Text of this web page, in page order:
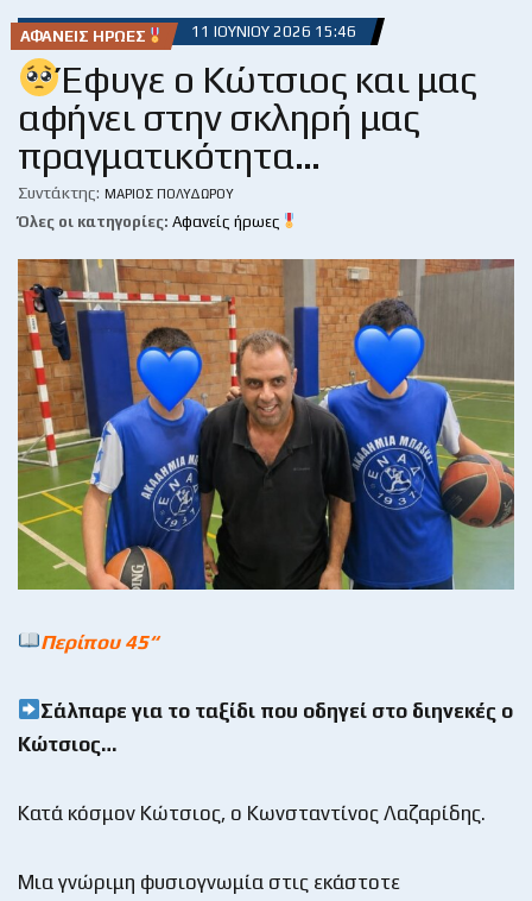
ΑΦΑΝΕΊΣ ΉΡΩΕΣ 11 ΙΟΥΝΊΟΥ 2026 15:46
Έφυγε ο Κώτσιος και μας
αφήνει στην σκληρή μας
πραγματικότητα…
Συντάκτης: ΜΆΡΙΟΣ ΠΟΛΥΔΏΡΟΥ
Όλες οι κατηγορίες: Αφανείς ήρωες
Περίπου 45“
Σάλπαρε για το ταξίδι που οδηγεί στο διηνεκές ο
Κώτσιος…
Κατά κόσμον Κώτσιος, ο Κωνσταντίνος Λαζαρίδης.
Μια γνώριμη φυσιογνωμία στις εκάστοτε